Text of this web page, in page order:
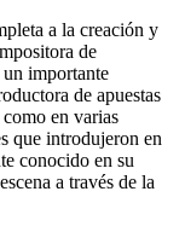
a la creación y
de
importante
de apuestas
en varias
que introdujeron en
conocido en su
a través de la